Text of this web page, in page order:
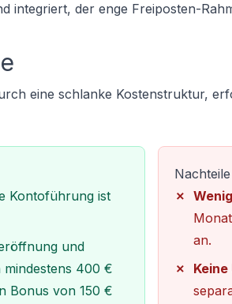
integriert, der enge Freiposten-
eine schlanke Kostenstruktur,
Kontoführung ist
und
400 €
Bonus von 150 €
Nachteile
an.